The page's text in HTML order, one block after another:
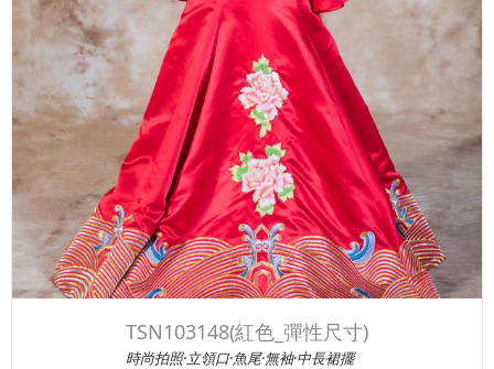
TSN103148(紅色_彈性尺寸)
時尚拍照·立領口·魚尾·無袖·中長裙擺